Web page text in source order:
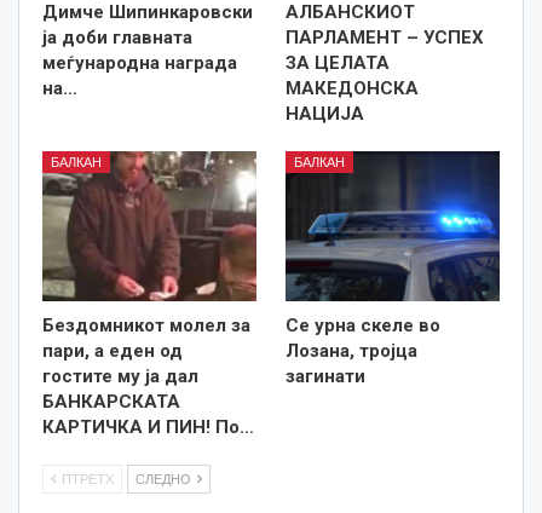
Димче Шипинкаровски
ја доби главната
меѓународна награда
на…
АЛБАНСКИОТ
ПАРЛАМЕНТ – УСПЕХ
ЗА ЦЕЛАТА
МАКЕДОНСКА
НАЦИЈА
БАЛКАН
Бездомникот молел за
пари, а еден од
гостите му ја дал
БАНКАРСКАТА
КАРТИЧКА И ПИН! По…
БАЛКАН
Се урна скеле во
Лозана, тројца
загинати
ПТРЕТХ СЛЕДНО